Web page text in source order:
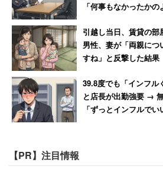
「何事もなかったかの
引越し当日、賃貸の
男性、妻が「両親につ
すね」と反撃した結果
39.8度でも「インフル
と店長が出勤強要 →
「ずっとインフルで
【PR】注目情報